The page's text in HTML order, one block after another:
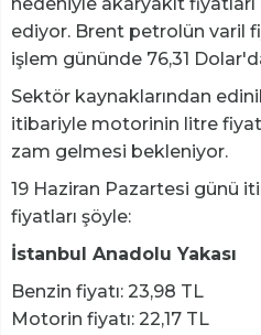
nedeniyle akaryakıt
ediyor. Brent petrolün varil
işlem gününde 76,31
Sektör kaynaklarından
itibariyle motorinin litre
zam gelmesi bekleniyor.
19 Haziran Pazartesi günü
fiyatları şöyle:
İstanbul Anadolu Yakası
Benzin fiyatı: 23,98 TL
Motorin fiyatı: 22,17 TL